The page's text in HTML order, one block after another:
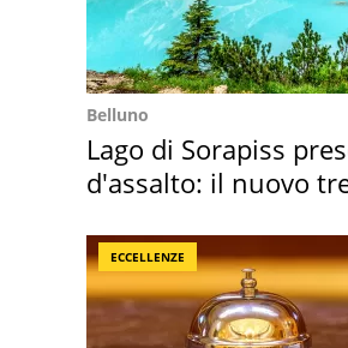
Belluno
Lago di Sorapiss
d'assalto: il nuovo
ECCELLENZE